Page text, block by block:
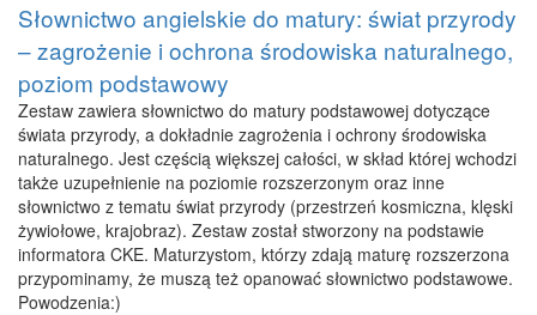
Słownictwo angielskie do matury: świat przyrody
– zagrożenie i ochrona środowiska naturalnego,
poziom podstawowy
Zestaw zawiera słownictwo do matury podstawowej dotyczące
świata przyrody, a dokładnie zagrożenia i ochrony środowiska
naturalnego. Jest częścią większej całości, w skład której wchodzi
także uzupełnienie na poziomie rozszerzonym oraz inne
słownictwo z tematu świat przyrody (przestrzeń kosmiczna, klęski
żywiołowe, krajobraz). Zestaw został stworzony na podstawie
informatora CKE. Maturzystom, którzy zdają maturę rozszerzona
przypominamy, że muszą też opanować słownictwo podstawowe.
Powodzenia:)